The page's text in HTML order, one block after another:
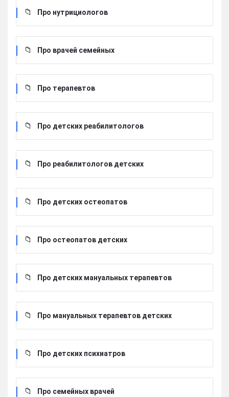
Про нутрициологов
Про врачей семейных
Про терапевтов
Про детских реабилитологов
Про реабилитологов детских
Про детских остеопатов
Про остеопатов детских
Про детских мануальных терапевтов
Про мануальных терапевтов детских
Про детских психиатров
Про семейных врачей